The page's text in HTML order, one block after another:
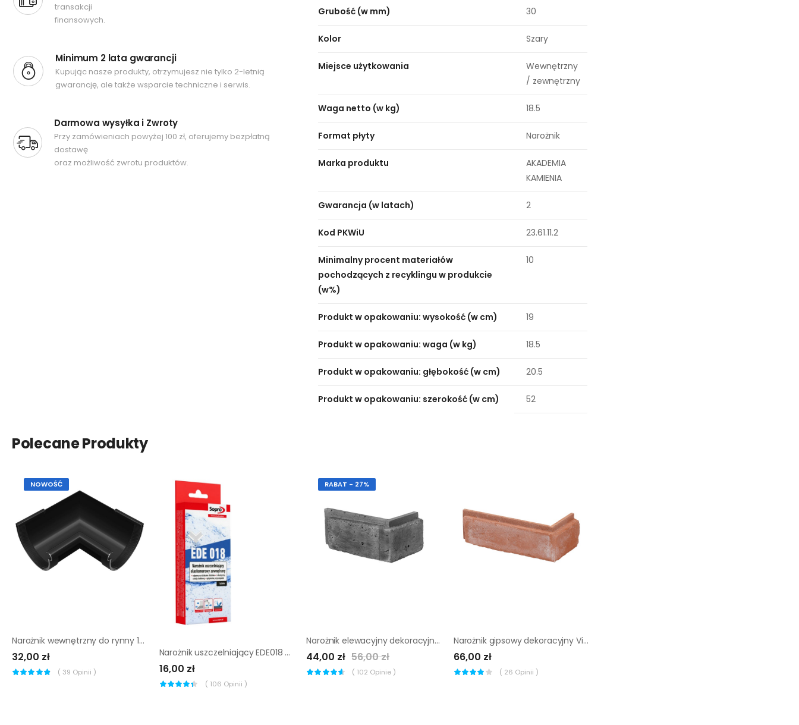
transakcji
finansowych.
Minimum 2 lata gwarancji
Kupując nasze produkty, otrzymujesz nie tylko 2-letnią
gwarancję, ale także wsparcie techniczne i serwis.
Darmowa wysyłka i Zwroty
Przy zamówieniach powyżej 100 zł, oferujemy bezpłatną
dostawę
oraz możliwość zwrotu produktów.
Grubość (w mm) 30
Kolor Szary
Miejsce użytkowania
Wewnętrzny
/ zewnętrzny
Waga netto (w kg) 18.5
Format płyty Narożnik
Marka produktu
AKADEMIA
KAMIENIA
Gwarancja (w latach) 2
Kod PKWiU 23.61.11.2
Minimalny procent materiałów
pochodzących z recyklingu w produkcie
(w%)
10
Produkt w opakowaniu: wysokość (w cm) 19
Produkt w opakowaniu: waga (w kg) 18.5
Produkt w opakowaniu: głębokość (w cm) 20.5
Produkt w opakowaniu: szerokość (w cm) 52
Polecane Produkty
NOWOŚĆ
Narożnik wewnętrzny do rynny 130 mm grafitowy
32,00 zł
( 39 Opinii )
Narożnik uszczelniający EDE018 SOPRO
16,00 zł
( 106 Opinii )
RABAT - 27%
Narożnik elewacyjny dekoracyjny betonowy Detroit 1 Akademia Kamienia
44,00 zł 56,00 zł
( 102 Opinie )
Narożnik gipsowy dekoracyjny Vintage 3 AKADEMIA KAMIENIA
66,00 zł
( 26 Opinii )